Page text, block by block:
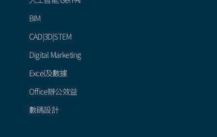
人工智能 Gen-Ai
BIM
CAD|3D|STEM
Digital Marketing
Excel及數據
Office辦公效益
數碼設計